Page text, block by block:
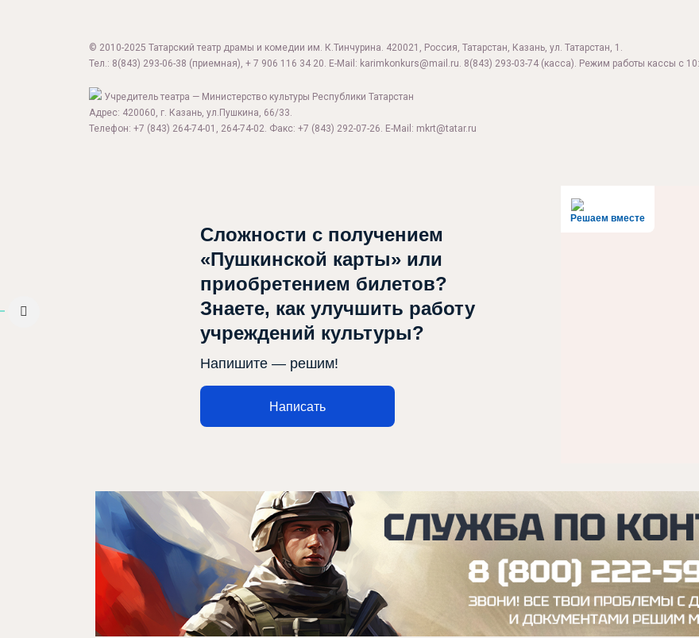
© 2010-2025 Татарский театр драмы и комедии им. К.Тинчурина. 420021, Россия, Татарстан, Казань, ул. Татарстан, 1.
Тел.: 8(843) 293-06-38 (приемная), + 7 906 116 34 20. E-Mail: karimkonkurs@mail.ru. 8(843) 293-03-74 (касса). Режим работы кассы с
Учредитель театра — Министерство культуры Республики Татарстан
Адрес: 420060, г. Казань, ул.Пушкина, 66/33.
Телефон: +7 (843) 264-74-01, 264-74-02. Факс: +7 (843) 292-07-26. E-Mail: mkrt@tatar.ru
Решаем вместе
Сложности с получением
«Пушкинской карты» или
приобретением билетов?
Знаете, как улучшить работу
учреждений культуры?
Напишите — решим!
Написать